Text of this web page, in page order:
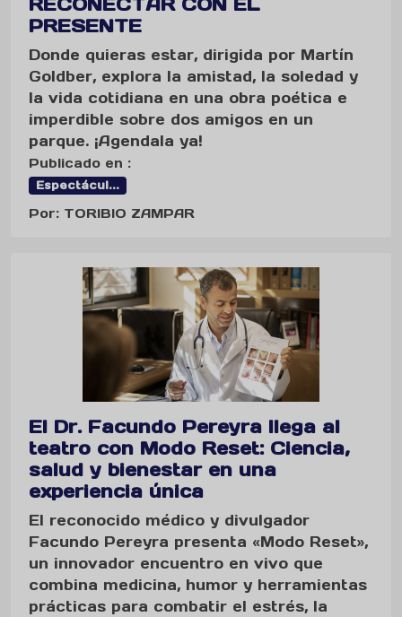
PRESENTE
Donde quieras estar, dirigida por Martín
Goldber, explora la amistad, la soledad y
la vida cotidiana en una obra poética e
imperdible sobre dos amigos en un
parque. ¡Agendala ya!
Publicado en :
Espectácul...
Por: TORIBIO ZAMPAR
El Dr. Facundo Pereyra llega al
teatro con Modo Reset: Ciencia,
salud y bienestar en una
experiencia única
El reconocido médico y divulgador
Facundo Pereyra presenta «Modo Reset»,
un innovador encuentro en vivo que
combina medicina, humor y herramientas
prácticas para combatir el estrés, la